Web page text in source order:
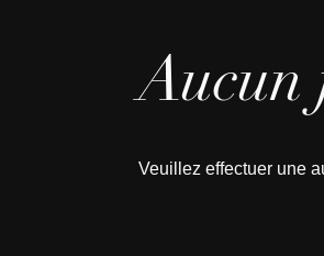
Aucun
Veuillez effectuer une